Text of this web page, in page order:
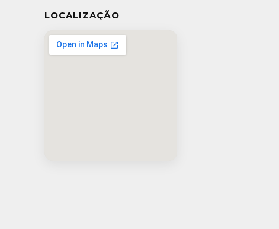
LOCALIZAÇÃO